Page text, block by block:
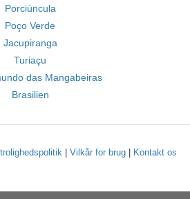
Porciúncula
Poço Verde
Jacupiranga
Turiaçu
das Mangabeiras
Brasilien
Vilkår for brug Kontakt os